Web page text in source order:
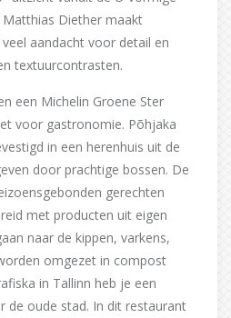
Diether maakt
aandacht voor detail en
textuurcontrasten.
een Michelin Groene Ster
voor gastronomie. Põhjaka
in een herenhuis uit de
door prachtige bossen. De
gerechten
met producten uit eigen
naar de kippen, varkens,
omgezet in compost
in Tallinn heb je een
de oude stad. In dit restaurant